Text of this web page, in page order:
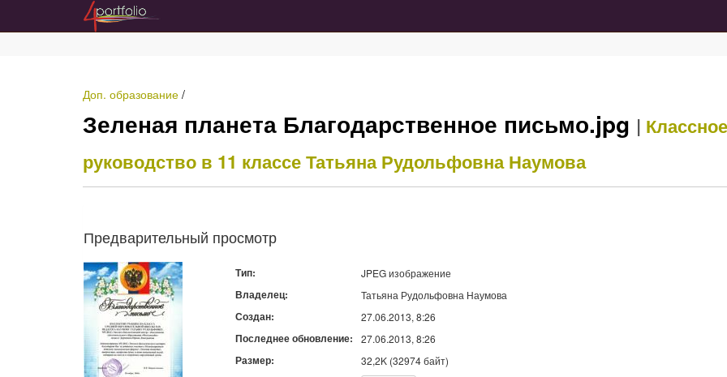
Доп. образование /
Зеленая планета Благодарственное письмо.jpg | Классное
руководство в 11 классеТатьяна Рудольфовна Наумова
Предварительный просмотр
Тип: JPEG изображение
Владелец: Татьяна Рудольфовна Наумова
Создан: 27.06.2013, 8:26
Последнее обновление: 27.06.2013, 8:26
Размер: 32,2K (32974 байт)